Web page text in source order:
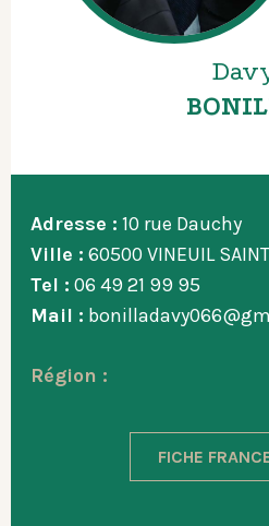
Adresse : 10 rue Dauchy
Ville : 60500 VINEUIL
Tel : 06 49 21 99 95
Mail :
Région :
FICHE